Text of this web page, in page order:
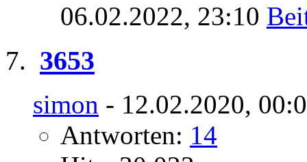
06.02.2022, 23:10
3653
simon - 12.02.2020,
Antworten: 14